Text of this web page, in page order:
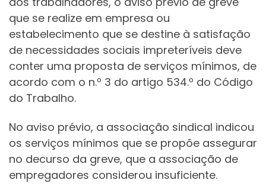
que se realize em empresa ou
estabelecimento que se destine à satisfação
de necessidades sociais impreteríveis deve
conter uma proposta de serviços mínimos, de
acordo com o n.º 3 do artigo 534.º do Código
do Trabalho.
No aviso prévio, a associação sindical indicou
os serviços mínimos que se propõe assegurar
no decurso da greve, que a associação de
empregadores considerou insuficiente.